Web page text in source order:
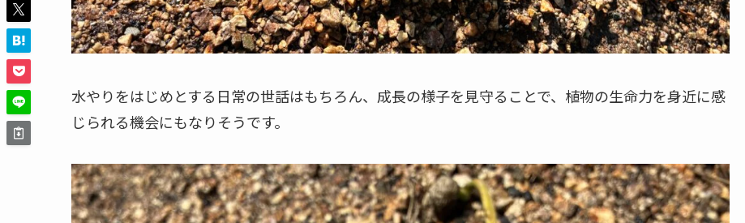
水やりをはじめとする日常の世話はもちろん、成長の様子を見守ることで、植物の生命力を身近に感
じられる機会にもなりそうです。